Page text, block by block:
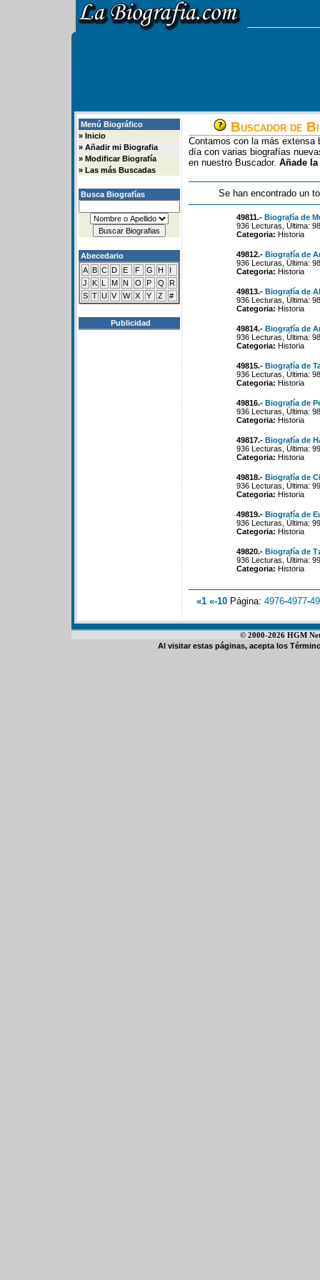
Menú Biográfico
» Inicio
» Añadir mi Biografia
» Modificar Biografía
» Las más Buscadas
Busca Biografías
Abecedario
A B C D E F G H
I
J
K L M N O P Q
R
S T U V W X Y Z #
Publicidad
Buscador de
Contamos con la más extensa
día con varias biografías
en nuestro Buscador. Añade
Se han encontrado un
49811.- Biografía de
936 Lecturas, Última:
Categoria: Historia
49812.- Biografía de
936 Lecturas, Última:
Categoria: Historia
49813.- Biografía de
936 Lecturas, Última:
Categoria: Historia
49814.- Biografía de
936 Lecturas, Última:
Categoria: Historia
49815.- Biografía de
936 Lecturas, Última:
Categoria: Historia
49816.- Biografía de
936 Lecturas, Última:
Categoria: Historia
49817.- Biografía de
936 Lecturas, Última:
Categoria: Historia
49818.- Biografía de
936 Lecturas, Última:
Categoria: Historia
49819.- Biografía de
936 Lecturas, Última:
Categoria: Historia
49820.- Biografía de
936 Lecturas, Última:
Categoria: Historia
«1 «-10 Página: 4976-4977-
© 2000-2026 HGM
Al visitar estas páginas, acepta los